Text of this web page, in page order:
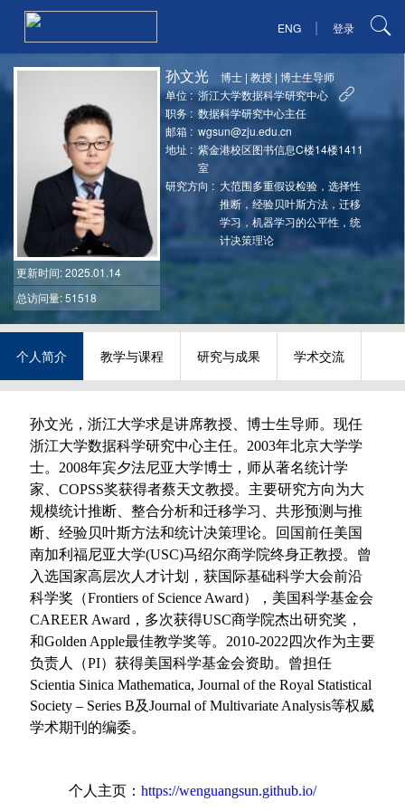
ENG | 登录
更新时间: 2025.01.14
总访问量: 51518
孙文光 博士 |教授 |博士生导师
单位 : 浙江大学数据科学研究中心
职务 : 数据科学研究中心主任
邮箱 : wgsun@zju.edu.cn
地址 : 紫金港校区图书信息C楼14楼1411
室
研究方向 : 大范围多重假设检验，选择性
推断，经验贝叶斯方法，迁移
学习，机器学习的公平性，统
计决策理论
个人简介 教学与课程 研究与成果 学术交流
孙文光，浙江大学求是讲席教授、博士生导师。现任
浙江大学数据科学研究中心主任。2003年北京大学学
士。2008年宾夕法尼亚大学博士，师从著名统计学
家、COPSS奖获得者蔡天文教授。主要研究方向为大
规模统计推断、整合分析和迁移学习、共形预测与推
断、经验贝叶斯方法和统计决策理论。回国前任美国
南加利福尼亚大学(USC)马绍尔商学院终身正教授。曾
入选国家高层次人才计划，获国际基础科学大会前沿
科学奖（Frontiers of Science Award），美国科学基金会
CAREER Award，多次获得USC商学院杰出研究奖，
和Golden Apple最佳教学奖等。2010-2022四次作为主要
负责人（PI）获得美国科学基金会资助。曾担任
Scientia Sinica Mathematica, Journal of the Royal Statistical
Society – Series B及Journal of Multivariate Analysis等权威
学术期刊的编委。
个人主页： https://wenguangsun.github.io/